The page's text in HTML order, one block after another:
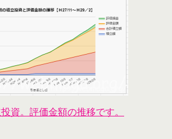
資。評価金額の推移です。